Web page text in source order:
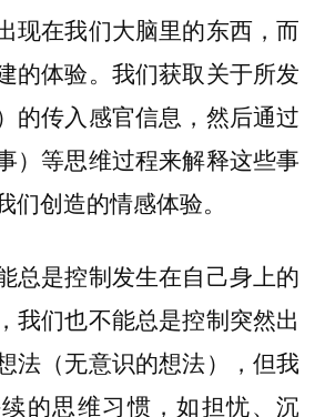
现在我们大脑里的东西，而
的体验。我们获取关于所发
的传入感官信息，然后通过
）等思维过程来解释这些事
们创造的情感体验。
总是控制发生在自己身上的
我们也不能总是控制突然出
法（无意识的想法），但我
的思维习惯，如担忧、沉